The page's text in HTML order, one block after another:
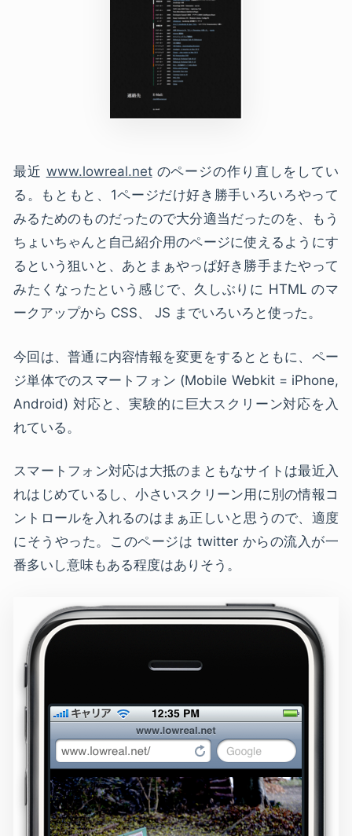
最近 www.lowreal.netのページの作り直しをしてい
る。もともと、1ページだけ好き勝手いろいろやって
みるためのものだったので大分適当だったのを、もう
ちょいちゃんと自己紹介用のページに使えるようにす
るという狙いと、あとまぁやっぱ好き勝手またやって
みたくなったという感じで、久しぶりに HTML のマ
ークアップから CSS、 JS までいろいろと使った。
今回は、普通に内容情報を変更をするとともに、ペー
ジ単体でのスマートフォン (Mobile Webkit = iPhone,
Android) 対応と、実験的に巨大スクリーン対応を入
れている。
スマートフォン対応は大抵のまともなサイトは最近入
れはじめているし、小さいスクリーン用に別の情報コ
ントロールを入れるのはまぁ正しいと思うので、適度
にそうやった。このページは twitter からの流入が一
番多いし意味もある程度はありそう。